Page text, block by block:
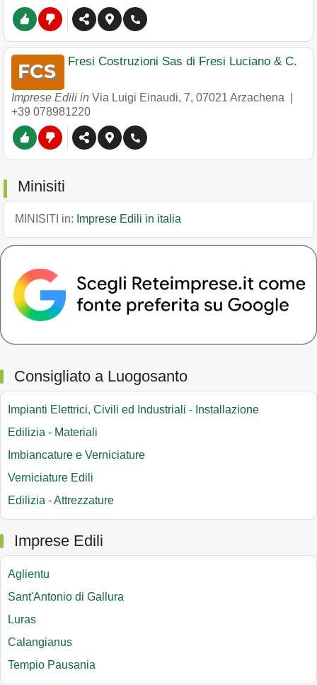
Fresi Costruzioni Sas di Fresi Luciano & C.
Imprese Edili in Via Luigi Einaudi, 7, 07021 Arzachena
+39 078981220
Minisiti
MINISITI in: Imprese Edili in italia
Consigliato a Luogosanto
Impianti Elettrici, Civili ed Industriali - Installazione
Edilizia - Materiali
Imbiancature e Verniciature
Verniciature Edili
Edilizia - Attrezzature
Imprese Edili
Aglientu
Sant'Antonio di Gallura
Luras
Calangianus
Tempio Pausania